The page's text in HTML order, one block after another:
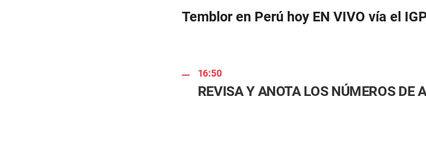
0
s
d
16:50